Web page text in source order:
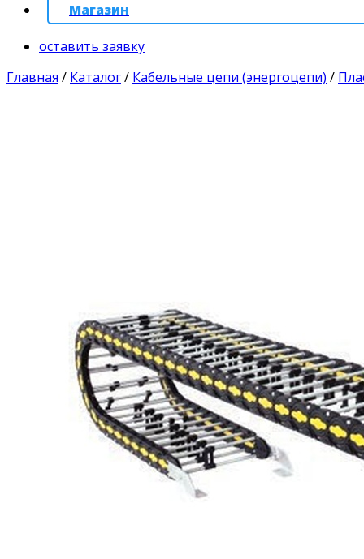
Магазин
оставить заявку
Главная / Каталог/ Кабельные цепи (энергоцепи) /